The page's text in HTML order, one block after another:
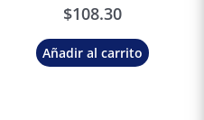
$108.30
Añadir al carrito